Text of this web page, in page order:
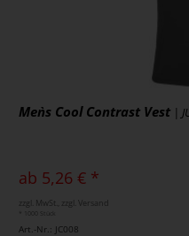
Men`s Cool Contrast Vest |
ab 5,26 € *
zzgl. MwSt., zzgl. Versand
Art.-Nr.: JC008